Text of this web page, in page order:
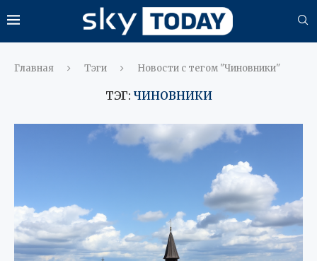
Главная Тэги Новости с тегом "Чиновники"
ТЭГ: ЧИНОВНИКИ